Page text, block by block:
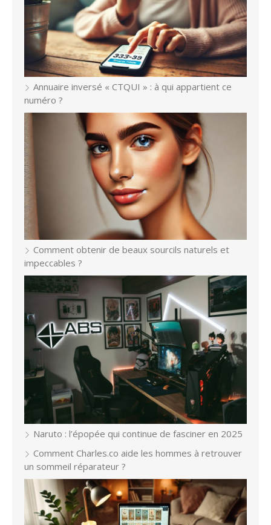
Annuaire inversé « CTQUI » : à qui appartient ce
numéro ?
Comment obtenir de beaux sourcils naturels et
impeccables ?
Naruto : l’épopée qui continue de fasciner en 2025
Comment Charles.co aide les hommes à retrouver
un sommeil réparateur ?